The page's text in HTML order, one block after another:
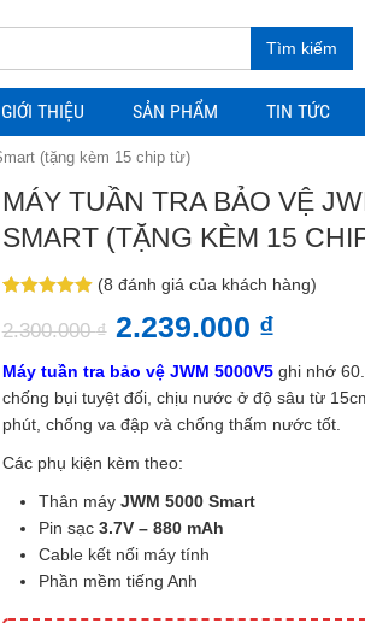
Tìm kiếm
GIỚI THIỆU SẢN PHẨM TIN TỨC
(tặng kèm 15 chip từ)
MÁY TUẦN TRA BẢO VỆ
SMART (TẶNG KÈM 15
dựa trên
đánh giá
(8 đánh giá của khách hàng)
2.300.000₫ 2.239.000 ₫
Máy tuần tra bảo vệ JWM 5000V5ghi nhớ
chống bụi tuyệt đối, chịu nước ở độ sâu từ
phút, chống va đập và chống thấm nước tốt.
Các phụ kiện kèm theo:
Thân máy JWM 5000 Smart
Pin sạc 3.7V – 880 mAh
Cable kết nối máy tính
Phần mềm tiếng Anh